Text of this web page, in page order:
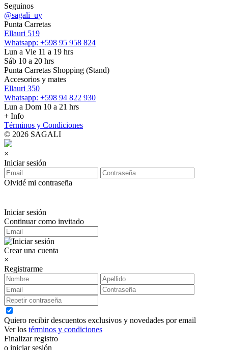
Seguinos
@sagali_uy
Punta Carretas
Ellauri 519
Whatsapp: +598 95 958 824
Lun a Vie 11 a 19 hrs
Sáb 10 a 20 hrs
Punta Carretas Shopping (Stand)
Accesorios y mates
Ellauri 350
Whatsapp: +598 94 822 930
Lun a Dom 10 a 21 hrs
+ Info
Términos y Condiciones
© 2026 SAGALI
×
Iniciar sesión
Olvidé mi contraseña
Iniciar sesión
Continuar como invitado
Crear una cuenta
×
Registrarme
Quiero recibir descuentos exclusivos y novedades por email
Ver los términos y condiciones
Finalizar registro
o iniciar sesión